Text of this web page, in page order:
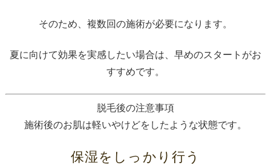
そのため、複数回の施術が必要になります。
夏に向けて効果を実感したい場合は、早めのスタートがお
すすめです。
脱毛後の注意事項
施術後のお肌は軽いやけどをしたような状態です。
保湿をしっかり行う